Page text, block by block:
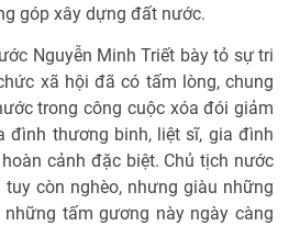
góp xây dựng đất nước.
Nguyễn Minh Triết bày tỏ sự tri
xã hội đã có tấm lòng, chung
trong công cuộc xóa đói giảm
đình thương binh, liệt sĩ, gia đình
cảnh đặc biệt. Chủ tịch nước
còn nghèo, nhưng giàu những
tấm gương này ngày càng